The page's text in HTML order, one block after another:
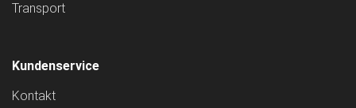
Transport
Kundenservice
Kontakt